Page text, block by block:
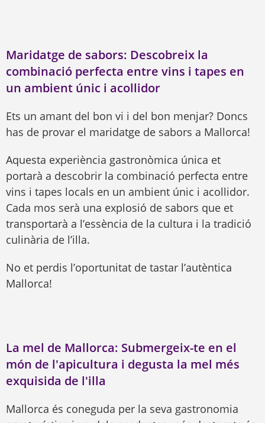
Maridatge de sabors: Descobreix la
combinació perfecta entre vins i tapes en
un ambient únic i acollidor
Ets un amant del bon vi i del bon menjar? Doncs
has de provar el maridatge de sabors a Mallorca!
Aquesta experiència gastronòmica única et
portarà a descobrir la combinació perfecta entre
vins i tapes locals en un ambient únic i acollidor.
Cada mos serà una explosió de sabors que et
transportarà a l’essència de la cultura i la tradició
culinària de l’illa.
No et perdis l’oportunitat de tastar l’autèntica
Mallorca!
La mel de Mallorca: Submergeix-te en el
món de l'apicultura i degusta la mel més
exquisida de l'illa
Mallorca és coneguda per la seva gastronomia